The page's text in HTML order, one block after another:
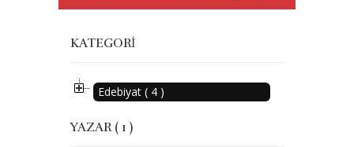
KATEGORI
Edebiyat ( 4 )
YAZAR ( 1 )